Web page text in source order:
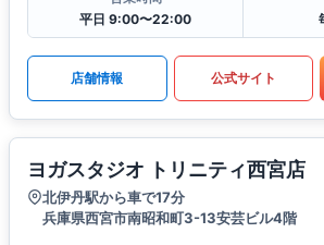
平日 9:00〜22:00
店舗情報 公式サイト
ヨガスタジオ トリニティ西宮店
北伊丹駅から車で17分
兵庫県西宮市南昭和町3-13安芸ビル4階